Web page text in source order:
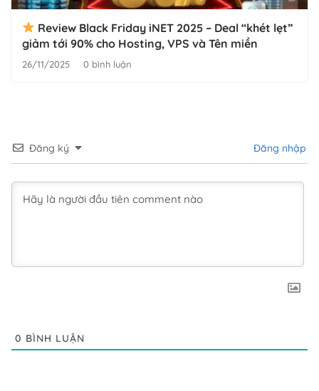
Review Black Friday iNET 2025 – Deal “khét lẹt”
giảm tới 90% cho Hosting, VPS và Tên miền
26/11/2025 0 bình luận
Đăng ký Đăng nhập
0 BÌNH LUẬN